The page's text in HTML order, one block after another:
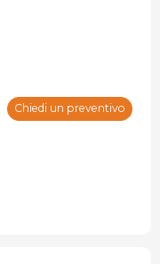
Chiedi un preventivo